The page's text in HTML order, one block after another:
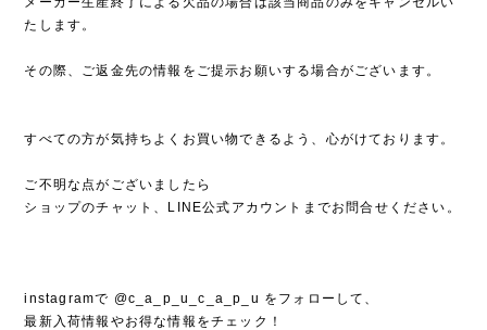
たします。
その際、ご返金先の情報をご提示お願いする場合がございます。
すべての方が気持ちよくお買い物できるよう、心がけております。
ご不明な点がございましたら
ショップのチャット、LINE公式アカウントまでお問合せください。
instagramで @c_a_p_u_c_a_p_u をフォローして、
最新入荷情報やお得な情報をチェック！